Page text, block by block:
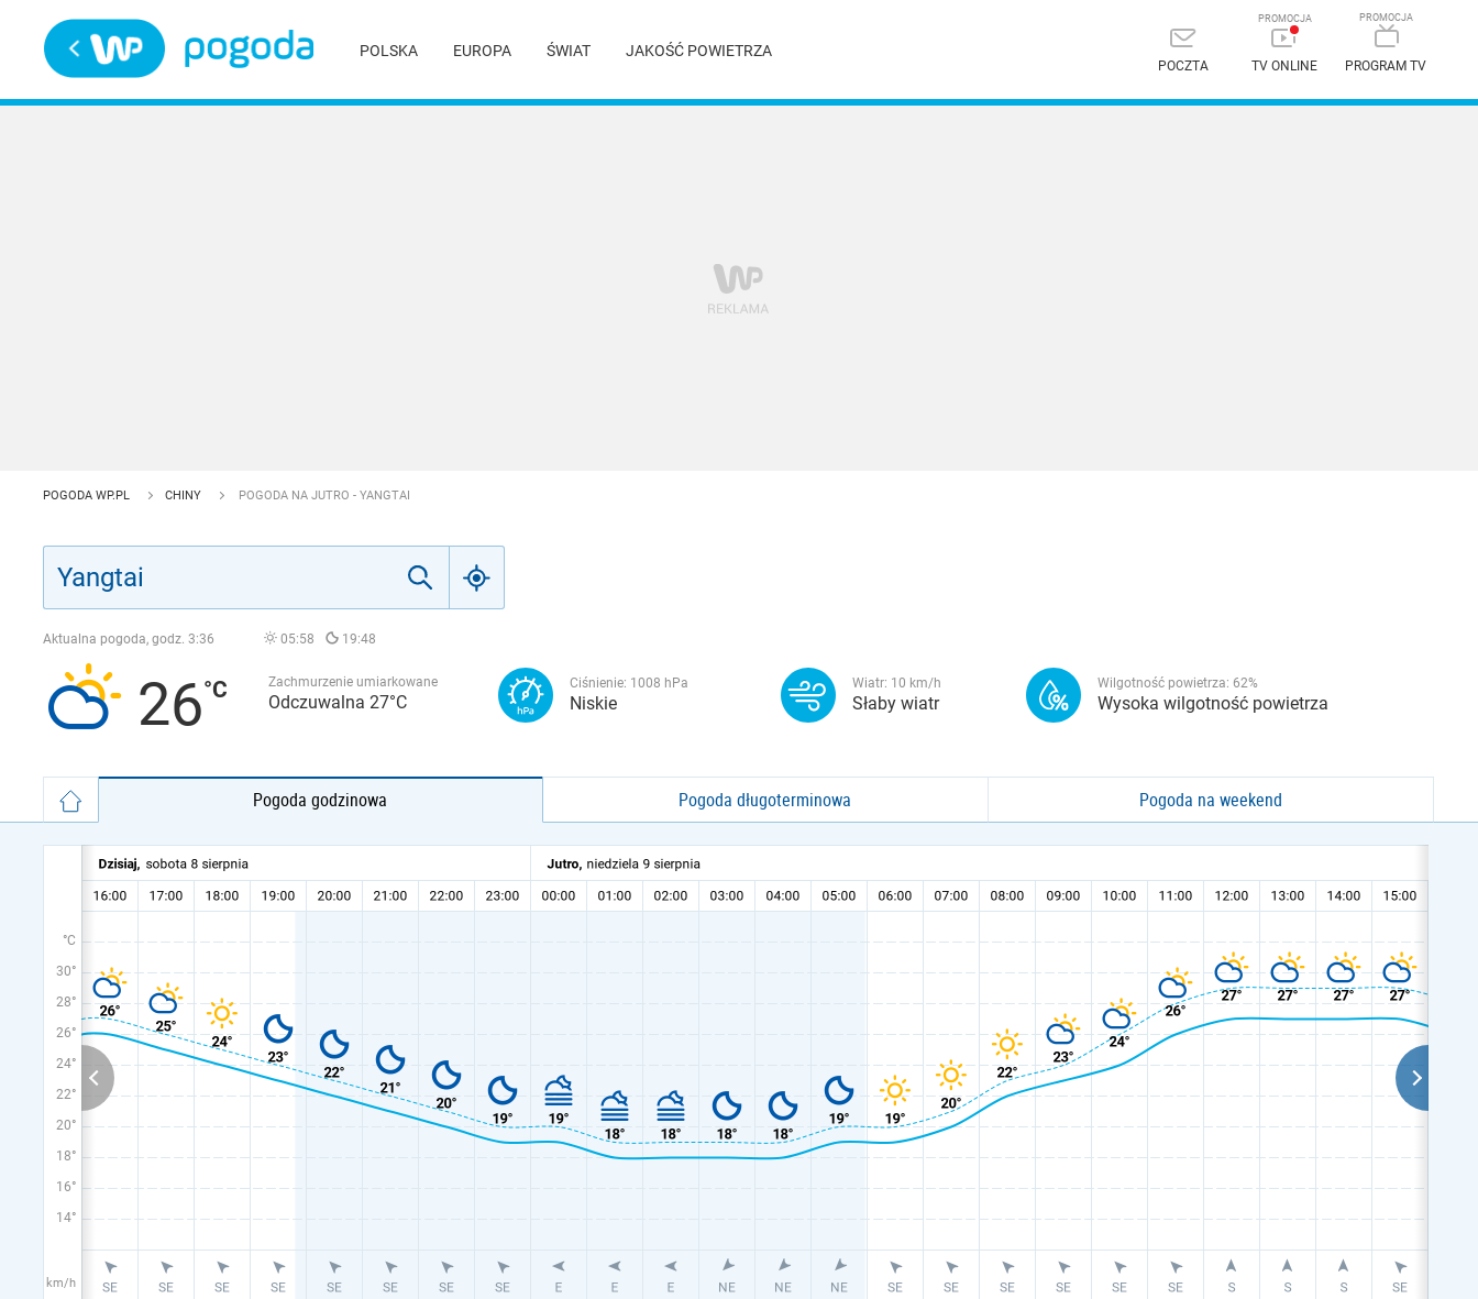
POLSKA EUROPA ŚWIAT JAKOŚĆ POWIETRZA
POCZTA TV ONLINE PROGRAM TV
POGODA WP.PL CHINY POGODA NA JUTRO - YANGTAI
Aktualna pogoda, godz. 3:36 05:58 19:48
26 Zachmurzenie umiarkowane
Odczuwalna 27°C
Ciśnienie: 1008 hPa
Niskie
Wiatr: 10 km/h
Słaby wiatr
Wilgotność powietrza: 62%
Wysoka wilgotność powietrza
Pogoda godzinowa Pogoda długoterminowa Pogoda na weekend
°C
30°
28°
26°
24°
22°
20°
18°
16°
14°
km/h